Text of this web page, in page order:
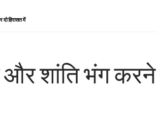
दो हिरासत में
और शांति भंग करने